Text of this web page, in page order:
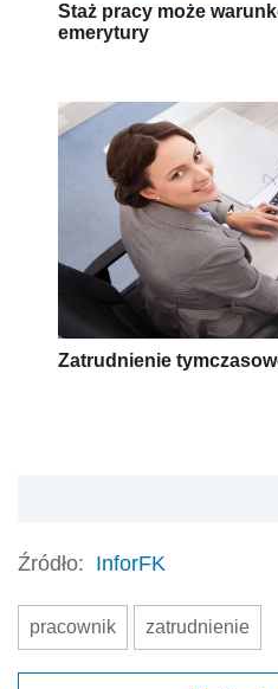
Staż pracy może
emerytury
Zatrudnienie
Źródło: InforFK
pracownik zatrudnienie